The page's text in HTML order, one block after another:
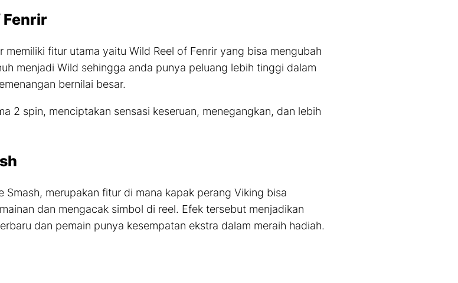
Fenrir
memiliki fitur utama yaitu Wild Reel of Fenriryang bisa mengubah
menjadi Wild sehingga anda punya peluang lebih tinggi dalam
bernilai besar.
2 spin, menciptakan sensasi keseruan, menegangkan, dan lebih
Smash, merupakan fitur di mana kapak perang Viking bisa
dan mengacak simbol di reel. Efek tersebut menjadikan
dan pemain punya kesempatan ekstra dalam meraih hadiah.